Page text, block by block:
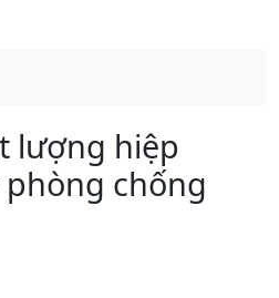
lượng hiệp
chống